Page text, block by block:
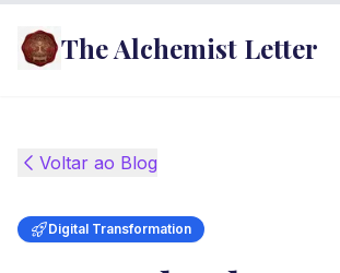
The Alchemist Letter
Voltar ao Blog
Digital Transformation